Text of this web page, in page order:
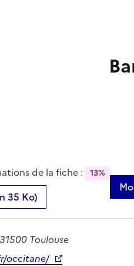
de la fiche : 13%
35 Ko)
Toulouse
occitane/